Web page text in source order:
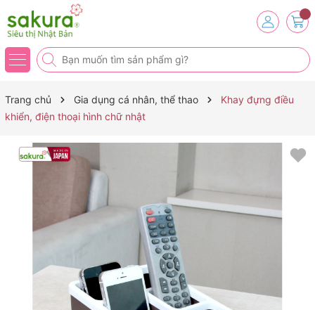
Trang chủ Gia dụng cá nhân, thể thao
Khay đựng điều
khiển, điện thoại hình chữ nhật